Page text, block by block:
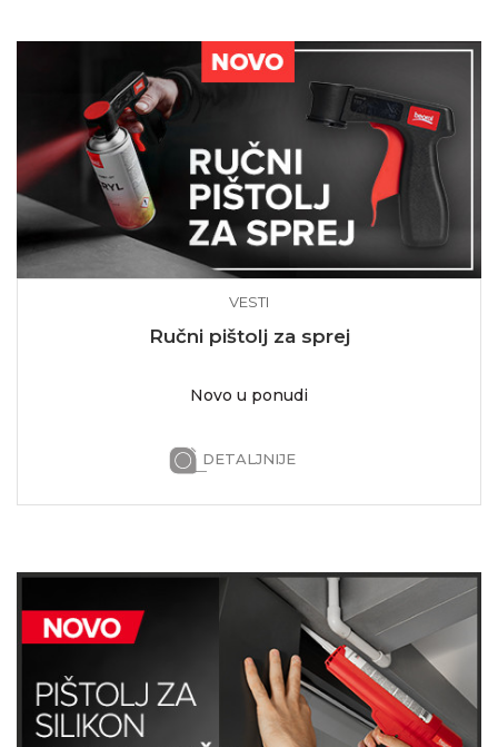
VESTI
Ručni pištolj za sprej
Novo u ponudi
DETALJNIJE